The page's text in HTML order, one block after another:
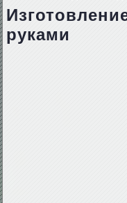
руками